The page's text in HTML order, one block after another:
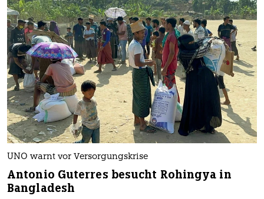
UNO warnt vor Versorgungskrise
Antonio Guterres besucht Rohingya in
Bangladesh